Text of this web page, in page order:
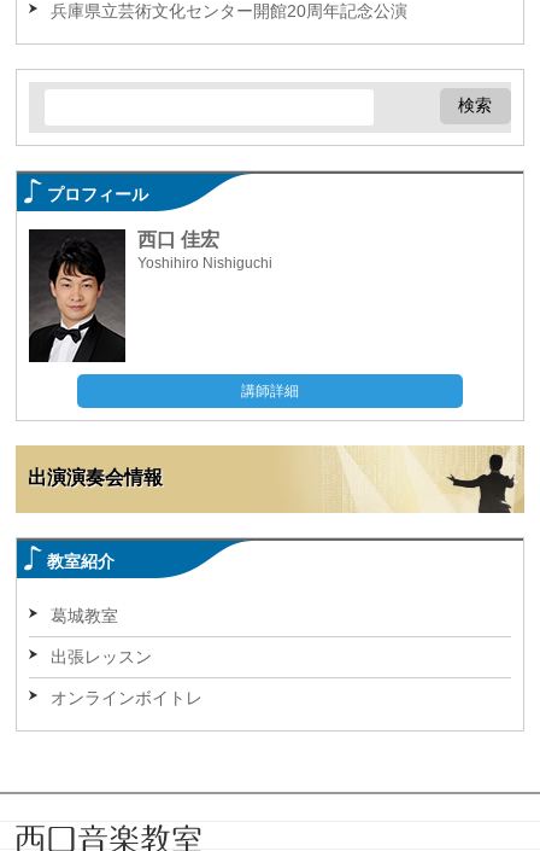
兵庫県立芸術文化センター開館20周年記念公演
プロフィール
西口 佳宏
Yoshihiro Nishiguchi
講師詳細
出演演奏会情報
教室紹介
葛城教室
出張レッスン
オンラインボイトレ